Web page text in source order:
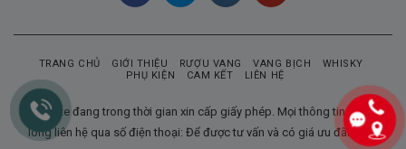
Website đang trong thời gian xin cấp giấy phép. Mọi thông tin xin vui
lòng liên hệ qua số điện thoại: Để được tư vấn và có giá ưu đãi nhất.
TRANG CHỦ GIỚI THIỆU RƯỢU VANG VANG BỊCH
WHISKY
PHỤ KIỆN
CAM KẾT LIÊN HỆ